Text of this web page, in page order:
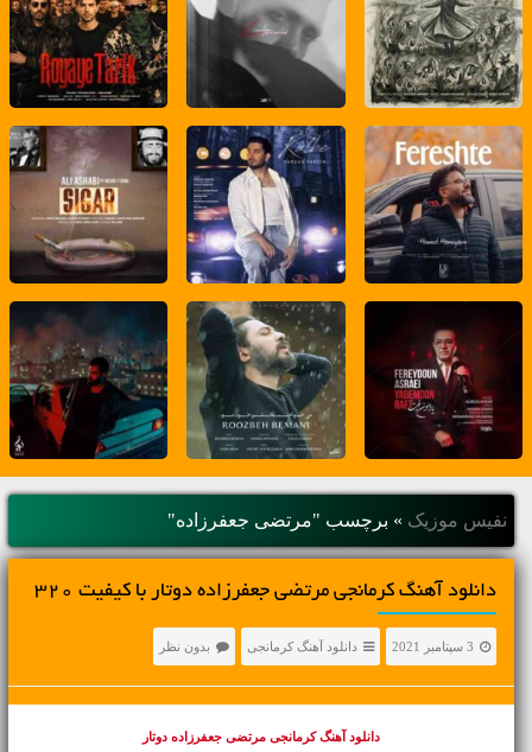
نفیس موزیک » برچسب "مرتضی جعفرزاده"
دانلود آهنگ کرمانجی مرتضی جعفرزاده دوتار با کیفیت 320
3 سپتامبر 2021 دانلود آهنگ کرمانجی بدون نظر
دانلود آهنگ کرمانجیمرتضی جعفرزاده دوتار